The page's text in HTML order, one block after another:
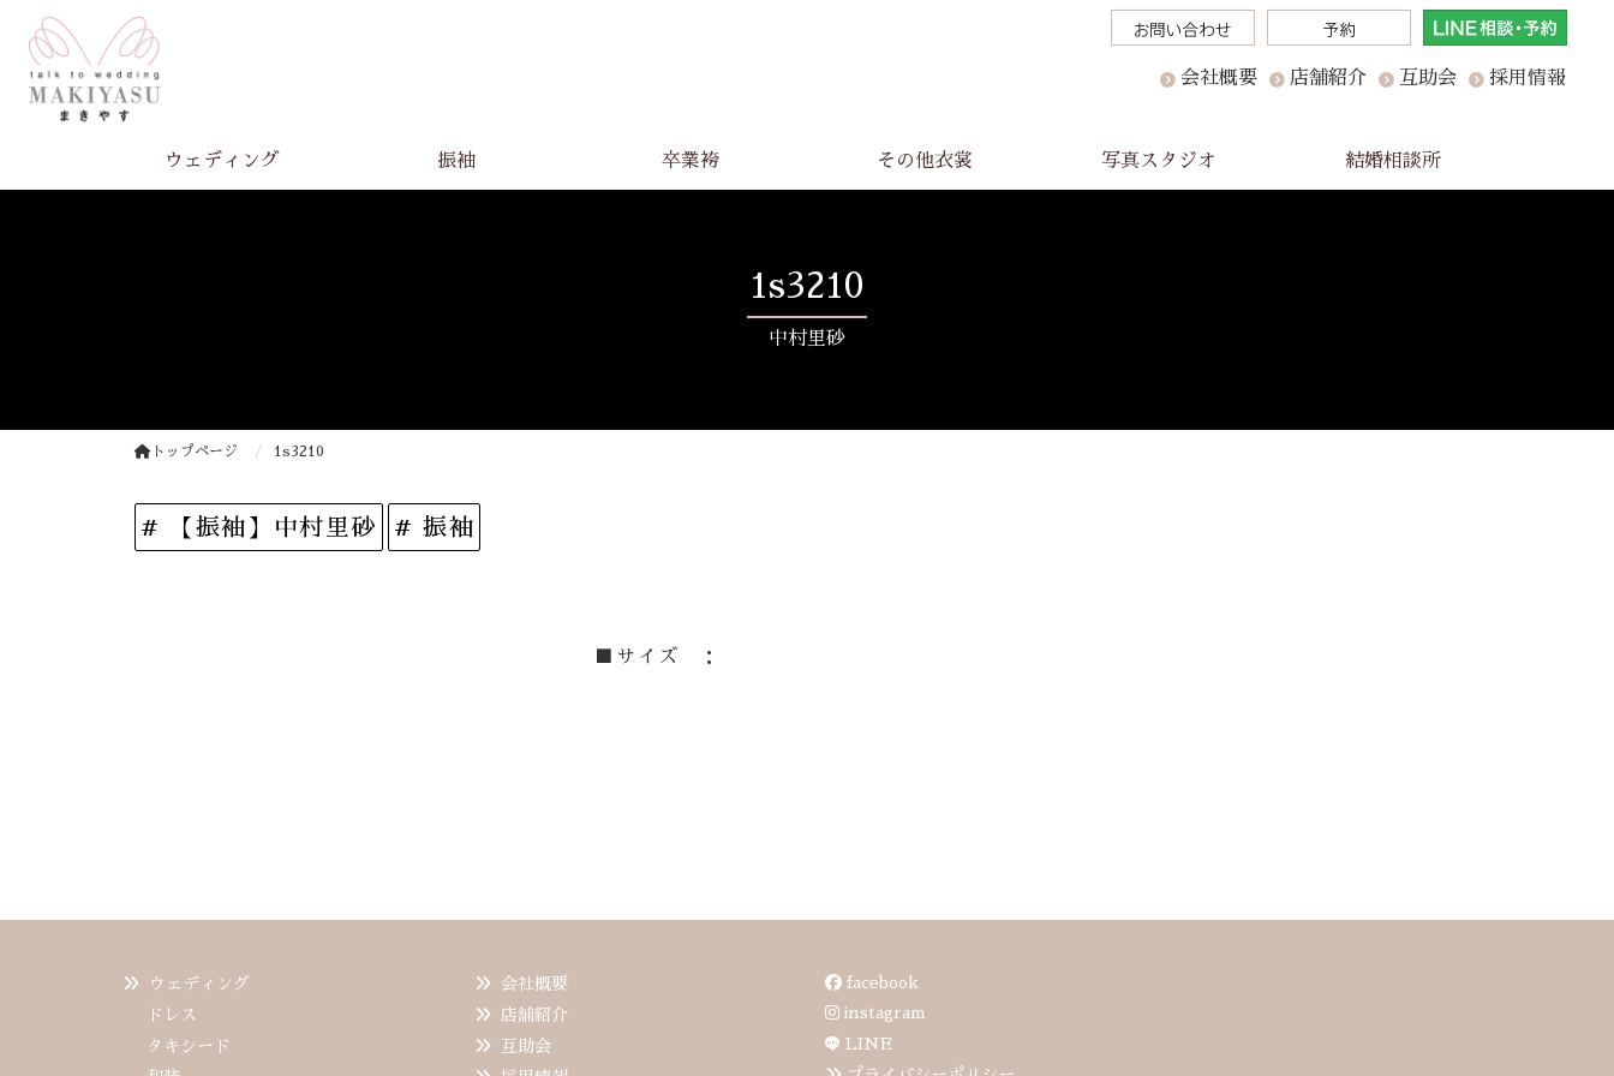
会社概要 店舗紹介 互助会 採用情報
ウェディング 振袖 卒業袴 その他衣裳 写真スタジオ 結婚相談所
1s3210
中村里砂
トップページ 1s3210
# 【振袖】中村里砂 # 振袖
■サイズ ：
ウェディング
ドレス
タキシード
会社概要
店舗紹介
互助会
facebook
instagram
LINE